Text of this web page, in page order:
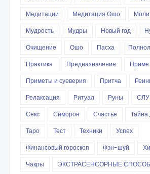
Медитации
Медитация Ошо
Мудрость
Мудры Новый год
Очищение
Ошо Пасха
Практика
Предназначение
Приметы и суеверия
Притча
Релаксация
Ритуал Руны
Секс
Симорон Счастье
Тайна
Таро
Тест Техники
Успех
Финансовый гороскоп
Фэн-шуй
Чакры
ЭКСТРАСЕНСОРНЫЕ